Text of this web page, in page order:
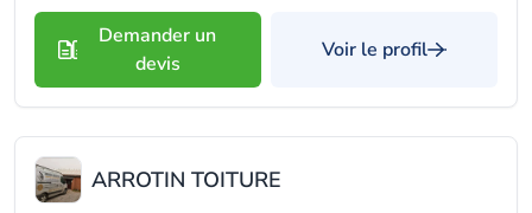
Demander un
devis
Voir le profil
ARROTIN TOITURE